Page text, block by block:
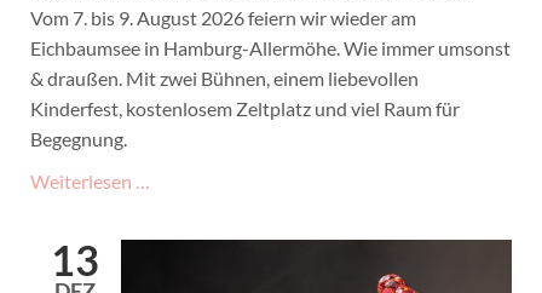
Vom 7. bis 9. August 2026 feiern wir wieder am
Eichbaumsee in Hamburg-Allermöhe. Wie immer umsonst
& draußen. Mit zwei Bühnen, einem liebevollen
Kinderfest, kostenlosem Zeltplatz und viel Raum für
Begegnung.
Weiterlesen …
vom
13